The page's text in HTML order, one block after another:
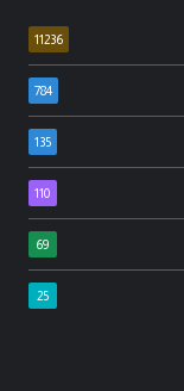
11236
784
135
110
69
25